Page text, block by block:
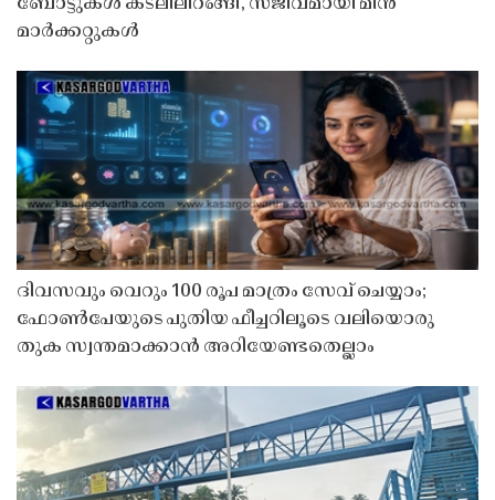
മാർക്കറ്റുകൾ
ദിവസവും വെറും 100 രൂപ മാത്രം സേവ് ചെയ്യാം;
ഫോൺപേയുടെ പുതിയ ഫീച്ചറിലൂടെ വലിയൊരു
തുക സ്വന്തമാക്കാൻ അറിയേണ്ടതെല്ലാം